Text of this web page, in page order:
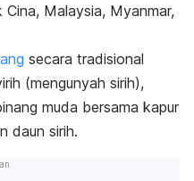
Malaysia, Myanmar,
secara tradisional
(mengunyah sirih),
muda bersama kapur
daun sirih.